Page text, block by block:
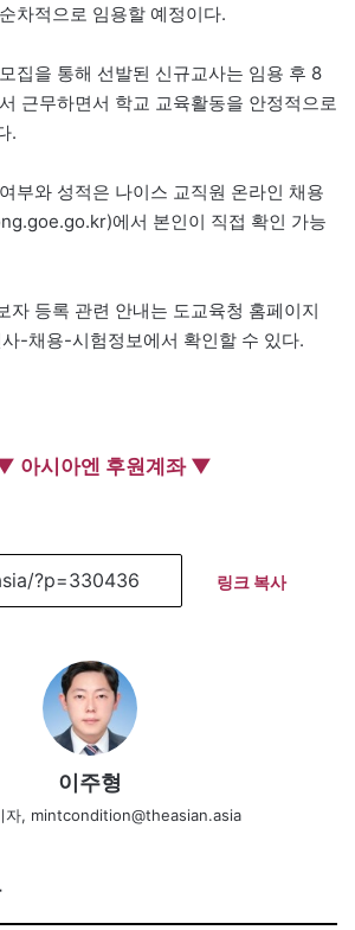
차적으로 임용할 예정이다.
집을 통해 선발된 신규교사는 임용 후 8
근무하면서 학교 교육활동을 안정적으로
.
부와 성적은 나이스 교직원 온라인 채용
에서 본인이 직접 확인 가능
자 등록 관련 안내는 도교육청 홈페이지
-채용-시험정보에서 확인할 수 있다.
아시아엔 후원계좌 ▼
링크 복사
이주형
자, mintcondition@theasian.asia